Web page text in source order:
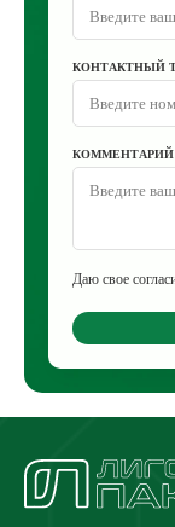
КОНТАКТНЫЙ
КОММЕНТАРИЙ
Даю свое